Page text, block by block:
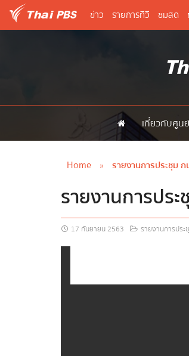
ข่าว รายการทีวี ชมสด
เกี่ยวกับศูน
Home » รายงานการประชุม
รายงานการปร
17 กันยายน 2563 รายงานการประ